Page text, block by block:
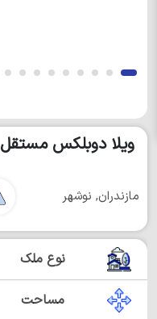
ویلا دوبلکس مستقل
مازندران, نوشهر
نوع ملک
مساحت